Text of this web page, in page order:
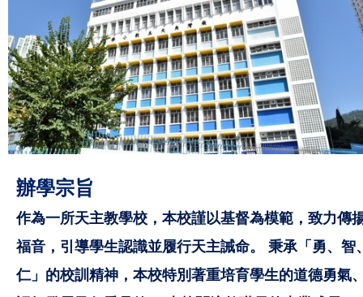
辦學宗旨
作為一所天主教學校，本校謹以基督為模範，致力傳
福音，引導學生認識並履行天主誡命。 秉承「勇、智
仁」的校訓精神，本校特別著重培育學生的道德勇氣